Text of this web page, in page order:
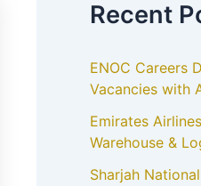
Recent
ENOC Careers
Vacancies with
Emirates
Warehouse &
Sharjah